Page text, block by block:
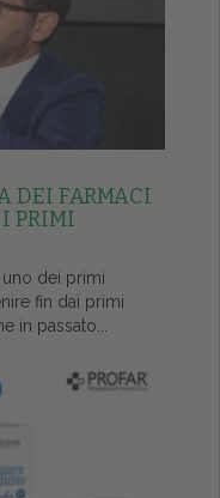
DEI FARMACI
PRIMI
dei primi
fin dai primi
in passato...